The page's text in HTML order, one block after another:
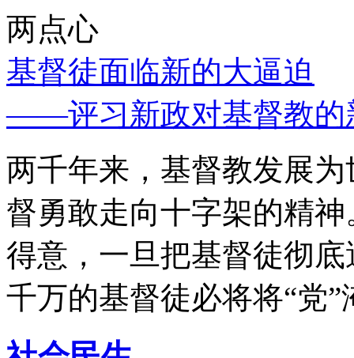
两点心
基督徒面临新的大逼迫
——评习新政对基督教的
两千年来，基督教发展
督勇敢走向十字架的精
得意，一旦把基督徒彻
千万的基督徒必将将“党”